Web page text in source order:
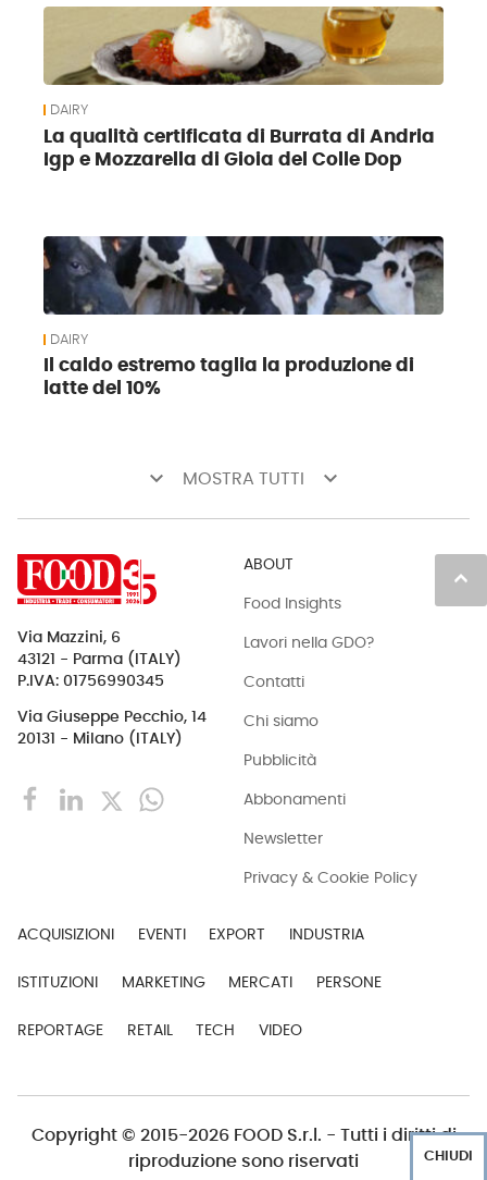
DAIRY
La qualità certificata di Burrata di Andria
Igp e Mozzarella di Gioia del Colle Dop
DAIRY
Il caldo estremo taglia la produzione di
latte del 10%
keyboard_arrow_down MOSTRA TUTTI keyboard_arrow_down
keyboard_arrow_up
Via Mazzini, 6
43121 - Parma (ITALY)
P.IVA: 01756990345
Via Giuseppe Pecchio, 14
20131 - Milano (ITALY)
ABOUT
Food Insights
Lavori nella GDO?
Contatti
Chi siamo
Pubblicità
Abbonamenti
Newsletter
Privacy & Cookie Policy
ACQUISIZIONI EVENTI EXPORT INDUSTRIA
ISTITUZIONI MARKETING MERCATI PERSONE
REPORTAGE RETAIL TECH VIDEO
Copyright © 2015-2026 FOOD S.r.l. - Tutti i diritti di
riproduzione sono riservati
CHIUDI